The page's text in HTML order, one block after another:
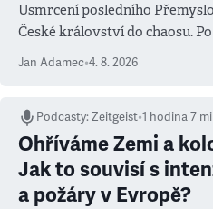
Usmrcení posledního Přemyslovce uvrhlo v roce 1306
České království do chaosu.
známe jména podezřelých
Jan Adamec•4. 8. 2026
Podcasty:Zeitgeist•1 hodina 7
Ohříváme Zemi a
Jak to souvisí s
a požáry v Evropě?